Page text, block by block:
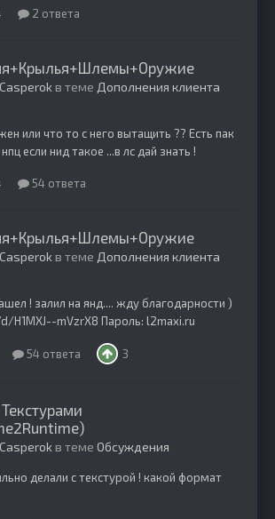
2 ответа
Casperokв теме Дополнения клиента
или что то с него вытащить ?? Есть пак
если нид такое ...в лс дай знать !
54 ответа
Casperok в теме Дополнения клиента
! залил на янд.... жду благодарности )
H1MXJ--mVzrX8 Пароль: l2maxi.ru
54 ответа 3
Casperok в теме Обсуждения
делали с текстурой ! какой формат